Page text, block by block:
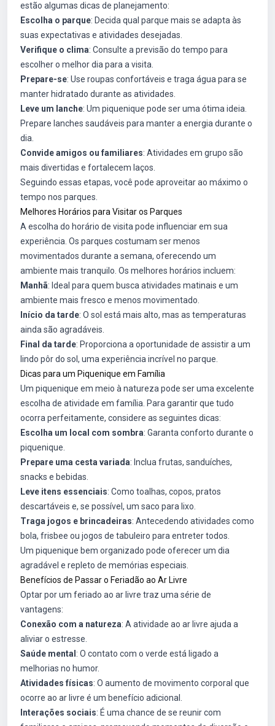
estão algumas dicas de planejamento:
Escolha o parque: Decida qual parque mais se adapta às
suas expectativas e atividades desejadas.
Verifique o clima: Consulte a previsão do tempo para
escolher o melhor dia para a visita.
Prepare-se: Use roupas confortáveis e traga água para se
manter hidratado durante as atividades.
Leve um lanche: Um piquenique pode ser uma ótima ideia.
Prepare lanches saudáveis para manter a energia durante o
dia.
Convide amigos ou familiares: Atividades em grupo são
mais divertidas e fortalecem laços.
Seguindo essas etapas, você pode aproveitar ao máximo o
tempo nos parques.
Melhores Horários para Visitar os Parques
A escolha do horário de visita pode influenciar em sua
experiência. Os parques costumam ser menos
movimentados durante a semana, oferecendo um
ambiente mais tranquilo. Os melhores horários incluem:
Manhã: Ideal para quem busca atividades matinais e um
ambiente mais fresco e menos movimentado.
Início da tarde: O sol está mais alto, mas as temperaturas
ainda são agradáveis.
Final da tarde: Proporciona a oportunidade de assistir a um
lindo pôr do sol, uma experiência incrível no parque.
Dicas para um Piquenique em Família
Um piquenique em meio à natureza pode ser uma excelente
escolha de atividade em família. Para garantir que tudo
ocorra perfeitamente, considere as seguintes dicas:
Escolha um local com sombra: Garanta conforto durante o
piquenique.
Prepare uma cesta variada: Inclua frutas, sanduíches,
snacks e bebidas.
Leve itens essenciais: Como toalhas, copos, pratos
descartáveis e, se possível, um saco para lixo.
Traga jogos e brincadeiras: Antecedendo atividades como
bola, frisbee ou jogos de tabuleiro para entreter todos.
Um piquenique bem organizado pode oferecer um dia
agradável e repleto de memórias especiais.
Benefícios de Passar o Feriadão ao Ar Livre
Optar por um feriado ao ar livre traz uma série de
vantagens:
Conexão com a natureza: A atividade ao ar livre ajuda a
aliviar o estresse.
Saúde mental : O contato com o verde está ligado a
melhorias no humor.
Atividades físicas: O aumento de movimento corporal que
ocorre ao ar livre é um benefício adicional.
Interações sociais: É uma chance de se reunir com